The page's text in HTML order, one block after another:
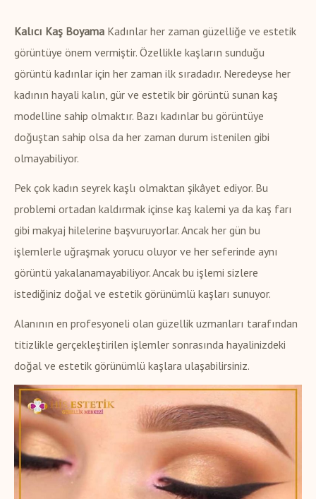
Kalıcı Kaş Boyama Kadınlar her zaman güzelliğe ve estetik
görüntüye önem vermiştir. Özellikle kaşların sunduğu
görüntü kadınlar için her zaman ilk sıradadır. Neredeyse her
kadının hayali kalın, gür ve estetik bir görüntü sunan kaş
modelline sahip olmaktır. Bazı kadınlar bu görüntüye
doğuştan sahip olsa da her zaman durum istenilen gibi
olmayabiliyor.
Pek çok kadın seyrek kaşlı olmaktan şikâyet ediyor. Bu
problemi ortadan kaldırmak içinse kaş kalemi ya da kaş farı
gibi makyaj hilelerine başvuruyorlar. Ancak her gün bu
işlemlerle uğraşmak yorucu oluyor ve her seferinde aynı
görüntü yakalanamayabiliyor. Ancak bu işlemi sizlere
istediğiniz doğal ve estetik görünümlü kaşları sunuyor.
Alanının en profesyoneli olan güzellik uzmanları tarafından
titizlikle gerçekleştirilen işlemler sonrasında hayalinizdeki
doğal ve estetik görünümlü kaşlara ulaşabilirsiniz.